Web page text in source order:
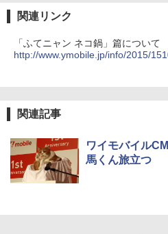
関連リンク
「ふてニャン ネコ鍋」篇について
http://www.ymobile.jp/info/2015/
関連記事
ワイモバイル
馬くん旅立つ